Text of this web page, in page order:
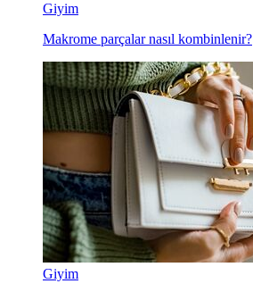
Giyim
Makrome parçalar nasıl kombinlenir?
Giyim